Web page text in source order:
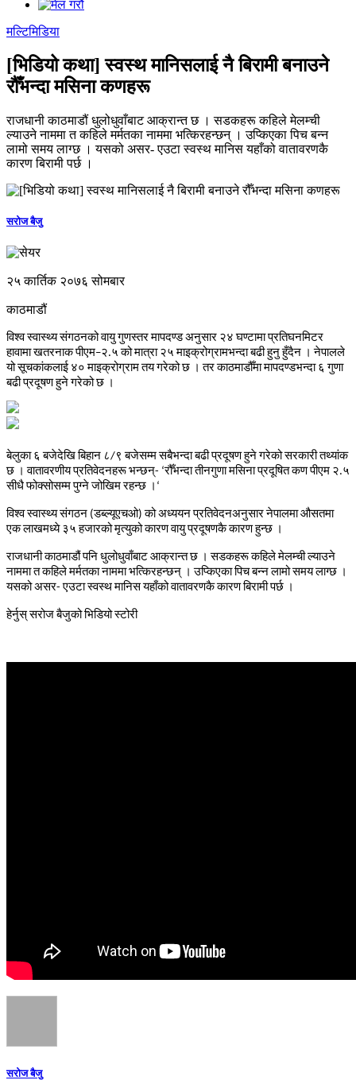
मल्टिमिडिया
[भिडियो कथा] स्वस्थ मानिसलाई नै बिरामी बनाउने
रौँभन्दा मसिना कणहरू
राजधानी काठमाडौं धुलोधुवाँबाट आक्रान्त छ । सडकहरू कहिले मेलम्ची
ल्याउने नाममा त कहिले मर्मतका नाममा भत्किरहन्छन् । उप्किएका पिच बन्न
लामो समय लाग्छ । यसको असर- एउटा स्वस्थ मानिस यहाँको वातावरणकै
कारण बिरामी पर्छ ।
सरोज बैजु
२५ कार्तिक २०७६ सोमबार
काठमाडौं
विश्व स्वास्थ्य संगठनको वायु गुणस्तर मापदण्ड अनुसार २४ घण्टामा प्रतिघनमिटर
हावामा खतरनाक पीएम–२.५ को मात्रा २५ माइक्रोग्रामभन्दा बढी हुनु हुँदैन । नेपालले
यो सूचकांकलाई ४० माइक्रोग्राम तय गरेको छ । तर काठमाडौँमा मापदण्डभन्दा ६ गुणा
बढी प्रदूषण हुने गरेको छ ।
बेलुका ६ बजेदेखि बिहान ८/९ बजेसम्मसबैभन्दा बढी प्रदूषण हुने गरेको सरकारी तथ्यांक
छ । वातावरणीय प्रतिवेदनहरू भन्छन्- ‘रौँभन्दा तीनगुणा मसिना प्रदूषित कण पीएम २.५
सीधै फोक्सोसम्म पुग्ने जोखिम रहन्छ । ‘
विश्व स्वास्थ्य संगठन (डब्ल्यूएचओ) को अध्ययन प्रतिवेदनअनुसारनेपालमा औसतमा
एक लाखमध्ये ३५ हजारको मृत्युको कारण वायु प्रदूषणकै कारण हुन्छ ।
राजधानी काठमाडौं पनि धुलोधुवाँबाट आक्रान्त छ । सडकहरू कहिले मेलम्ची ल्याउने
नाममा त कहिले मर्मतका नाममा भत्किरहन्छन् । उप्किएका पिच बन्न लामो समय लाग्छ ।
यसको असर-एउटा स्वस्थ मानिस यहाँको वातावरणकै कारण बिरामी पर्छ ।
हेर्नुस् सरोज बैजुको भिडियो स्टोरी
सरोज बैजु